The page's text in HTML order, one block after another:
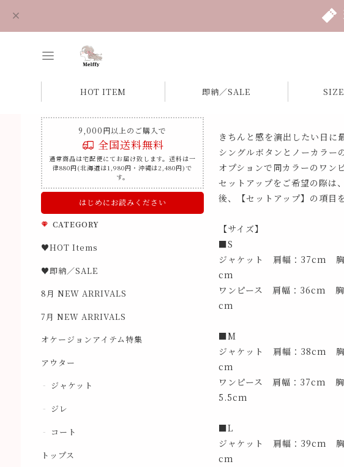
HOT ITEM 即納／SALE
9,000円以上のご購入で
全国送料無料
通常商品は宅配便にてお届け致します。送料は一
律880円(北海道は1,980円・沖縄は2,480円)で
す。
はじめにお読みください
CATEGORY
♥HOT Items
♥即納／SALE
8月 NEW ARRIVALS
7月 NEW ARRIVALS
オケージョンアイテム特集
アウター
ジャケット
ジレ
コート
トップス
きちんと感を演出したい日に
シングルボタンとノーカラー
オプションで同カラーのワン
セットアップをご希望の際は
後、【セットアップ】の項目
【サイズ】
■S
ジャケット 肩幅：37cm
cm
ワンピース 肩幅：36cm
cm
■M
ジャケット 肩幅：38cm
cm
ワンピース 肩幅：37cm
5.5cm
■L
ジャケット 肩幅：39cm
cm